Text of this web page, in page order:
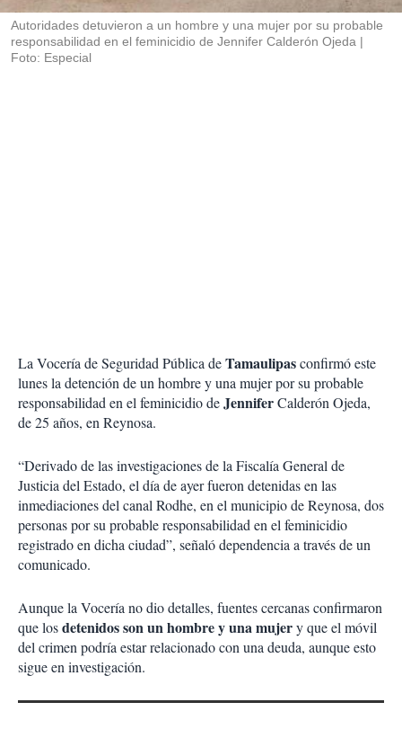
Autoridades detuvieron a un hombre y una mujer por su probable
responsabilidad en el feminicidio de Jennifer Calderón Ojeda
Foto: Especial
La Vocería de Seguridad Pública deTamaulipasconfirmó este
lunes la detención de un hombre y una mujer por su probable
responsabilidad en el feminicidio deJenniferCalderón Ojeda,
de 25 años, en Reynosa.
“Derivado de las investigaciones de la Fiscalía General de
Justicia del Estado, el día de ayer fueron detenidas en las
inmediaciones del canal Rodhe, en el municipio de Reynosa, dos
personas por su probable responsabilidad en el feminicidio
registrado en dicha ciudad”, señaló dependencia a través de un
comunicado.
Aunque la Vocería no dio detalles, fuentes cercanas confirmaron
que losdetenidos son un hombre y una mujery que el móvil
del crimen podría estar relacionado con una deuda, aunque esto
sigue en investigación.